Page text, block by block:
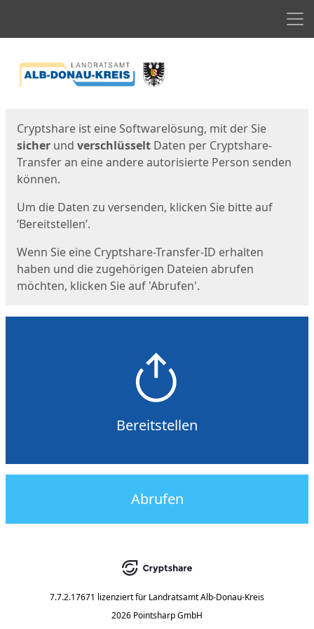
Cryptshare ist eine Softwarelösung, mit der Sie
sicher und verschlüsselt Daten per Cryptshare-
Transfer an eine andere autorisierte Person senden
können.
Um die Daten zu versenden, klicken Sie bitte auf
‘Bereitstellen’.
Wenn Sie eine Cryptshare-Transfer-ID erhalten
haben und die zugehörigen Dateien abrufen
möchten, klicken Sie auf 'Abrufen'.
Bereitstellen
Abrufen
7.7.2.17671 lizenziert für Landratsamt Alb-Donau-Kreis
2026 Pointsharp GmbH